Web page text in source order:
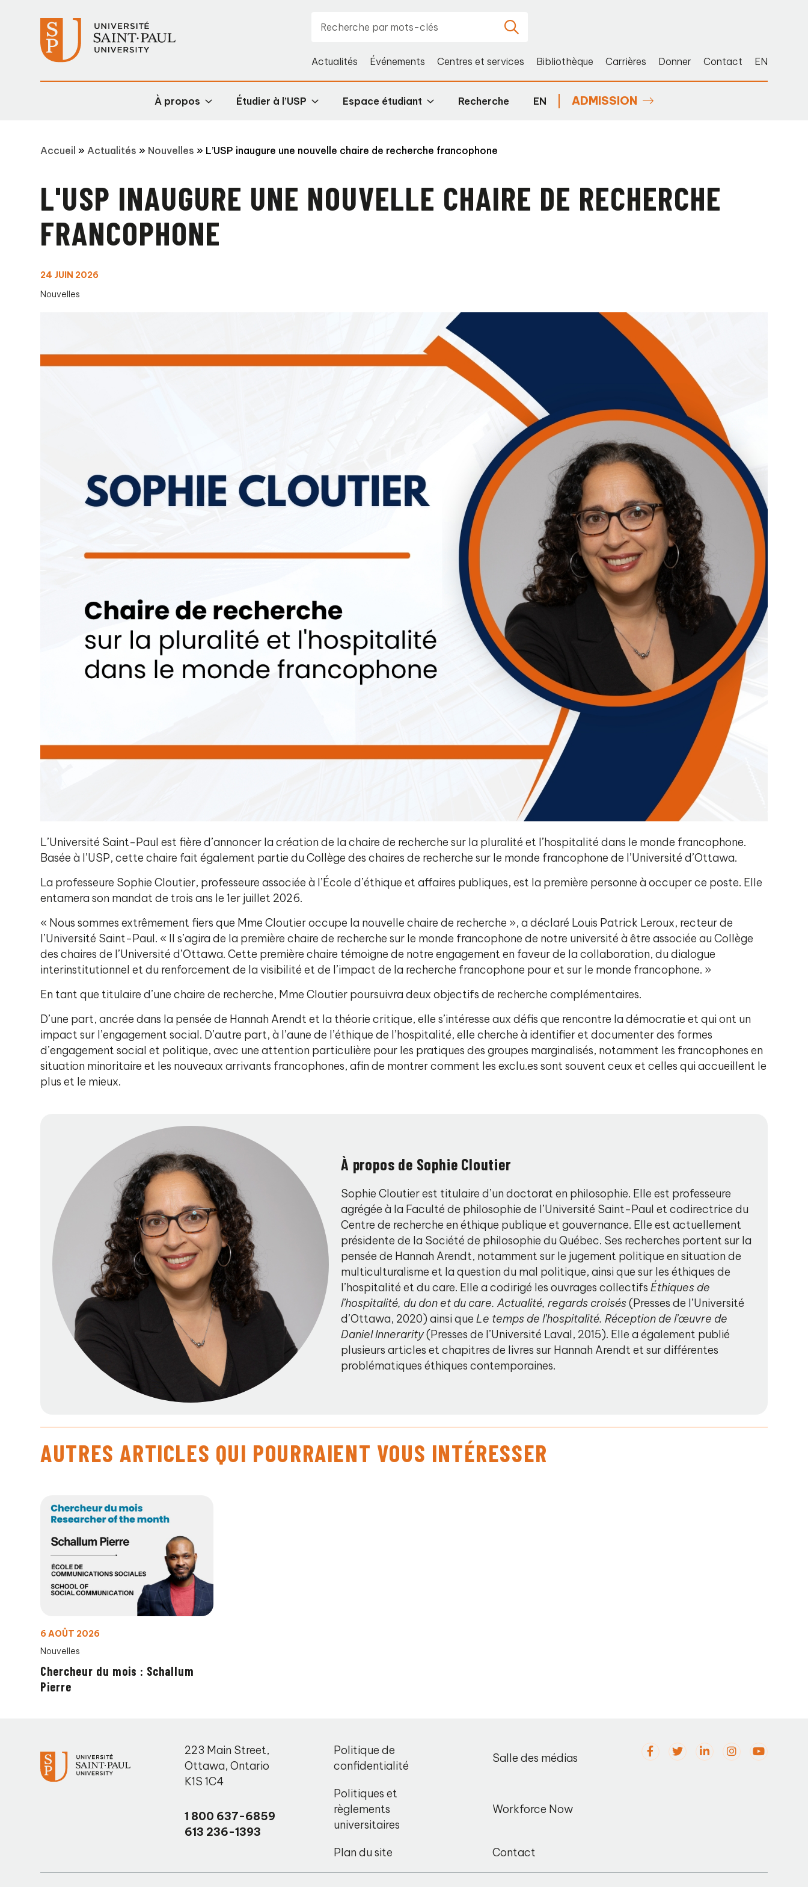
Actualités Événements Centres et services Bibliothèque Carrières Donner Contact EN
À propos Étudier à l’USP Espace étudiant Recherche EN ADMISSION
Accueil »Actualités » Nouvelles » L’USP inaugure une nouvelle chaire de recherche francophone
L'USP INAUGURE UNE NOUVELLE CHAIRE DE RECHERCHE
FRANCOPHONE
24 JUIN 2026
Nouvelles
L’Université Saint-Paul est fière d’annoncer la création de la chaire de recherche sur la pluralité et l’hospitalité dans le monde francophone.
Basée à l’USP, cette chaire fait également partie du Collège des chaires de recherche sur le monde francophone de l’Université d’Ottawa.
La professeure Sophie Cloutier, professeure associée à l’École d’éthique et affaires publiques, est la première personne à occuper ce poste. Elle
entamera son mandat de trois ans le 1er juillet 2026.
« Nous sommes extrêmement fiers que Mme Cloutier occupe la nouvelle chaire de recherche », a déclaré Louis Patrick Leroux, recteur de
l’Université Saint-Paul. « Il s’agira de la première chaire de recherche sur le monde francophone de notre université à être associée au Collège
des chaires de l’Université d’Ottawa. Cette première chaire témoigne de notre engagement en faveur de la collaboration, du dialogue
interinstitutionnel et du renforcement de la visibilité et de l’impact de la recherche francophone pour et sur le monde francophone. »
En tant que titulaire d’une chaire de recherche, Mme Cloutier poursuivra deux objectifs de recherche complémentaires.
D’une part, ancrée dans la pensée de Hannah Arendt et la théorie critique, elle s’intéresse aux défis que rencontre la démocratie et qui ont un
impact sur l’engagement social. D’autre part, à l’aune de l’éthique de l’hospitalité, elle cherche à identifier et documenter des formes
d’engagement social et politique, avec une attention particulière pour les pratiques des groupes marginalisés, notamment les francophones en
situation minoritaire et les nouveaux arrivants francophones, afin de montrer comment les exclu.es sont souvent ceux et celles qui accueillent le
plus et le mieux.
À propos de Sophie Cloutier
Sophie Cloutier est titulaire d’un doctorat en philosophie. Elle est professeure
agrégée à la Faculté de philosophie de l’Université Saint-Paul et codirectrice du
Centre de recherche en éthique publique et gouvernance. Elle est actuellement
présidente de la Société de philosophie du Québec. Ses recherches portent sur la
pensée de Hannah Arendt, notamment sur le jugement politique en situation de
multiculturalisme et la question du mal politique, ainsi que sur les éthiques de
l’hospitalité et du care. Elle a codirigé les ouvrages collectifsÉthiques de
l’hospitalité, du don et du care. Actualité, regards croisés(Presses de l’Université
d’Ottawa, 2020) ainsi queLe temps de l’hospitalité. Réception de l’œuvre de
Daniel Innerarity(Presses de l’Université Laval, 2015). Elle a également publié
plusieurs articles et chapitres de livres sur Hannah Arendt et sur différentes
problématiques éthiques contemporaines.
AUTRES ARTICLES QUI POURRAIENT VOUS INTÉRESSER
6 AOÛT 2026
Nouvelles
Chercheur du mois : Schallum
Pierre
223 Main Street,
Ottawa,Ontario
K1S 1C4
1 800 637-6859
613 236-1393
Politique de
confidentialité
Salle des médias
Politiques et
règlements
universitaires
Workforce Now
Plan du site Contact